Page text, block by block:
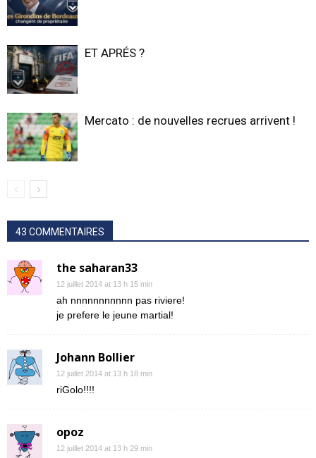
ET APRÉS ?
Mercato : de nouvelles recrues arrivent !
43 COMMENTAIRES
the saharan33
12 juillet 2014 at 13 h 15 min
ah nnnnnnnnnnn pas riviere!
je prefere le jeune martial!
Johann Bollier
12 juillet 2014 at 13 h 18 min
riGolo!!!!
opoz
12 juillet 2014 at 13 h 29 min